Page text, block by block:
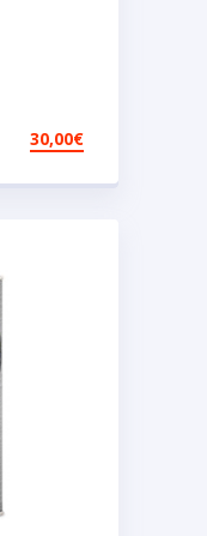
30,00€